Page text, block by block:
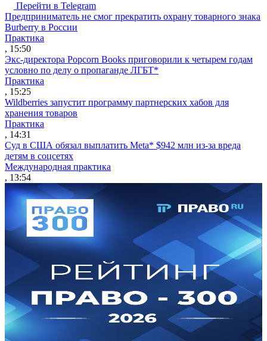
Перейти в Telegram
Предприниматель не смог прекратить охрану товарного знака
Burberry в России
Практика
, 15:50
Экс-директора Popcorn Books приговорили к четырем годам
условно по делу о пропаганде ЛГБТ*
Практика
, 15:25
Wildberries запустит программу партнерских хабов для
хранения товаров
Практика
, 14:31
Суд в США обязал выплатить Meta* $942 млн из-за вреда
детям в соцсетях
Международная практика
, 13:54